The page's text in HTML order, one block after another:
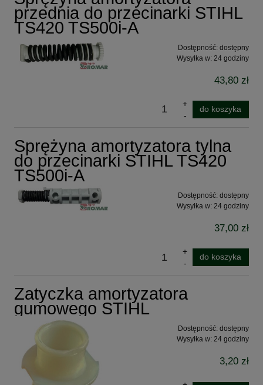
przednia do przecinarki STIHL
TS420 TS500i-A
Dostępność: dostępny
Wysyłka w: 24 godziny
43,80 zł
do koszyka
Sprężyna amortyzatora tylna
do przecinarki STIHL TS420
TS500i-A
Dostępność: dostępny
Wysyłka w: 24 godziny
37,00 zł
do koszyka
Zatyczka amortyzatora
gumowego STIHL
Dostępność: dostępny
Wysyłka w: 24 godziny
3,20 zł